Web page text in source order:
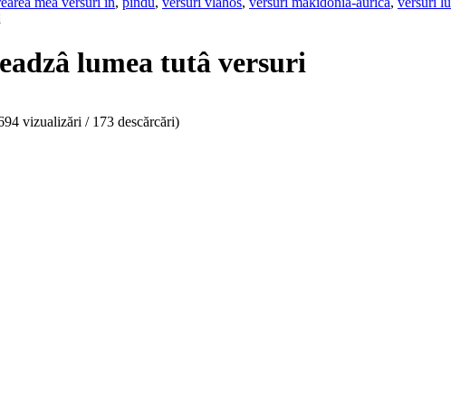
lumea tutâ versuri
vizualizări / 173 descărcări)